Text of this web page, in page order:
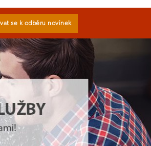
se k odběru novinek